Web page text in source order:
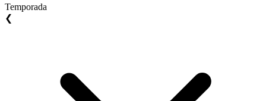
Temporada
❮